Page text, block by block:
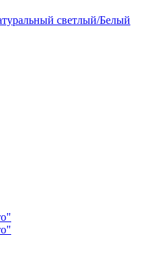
светлый/Белый